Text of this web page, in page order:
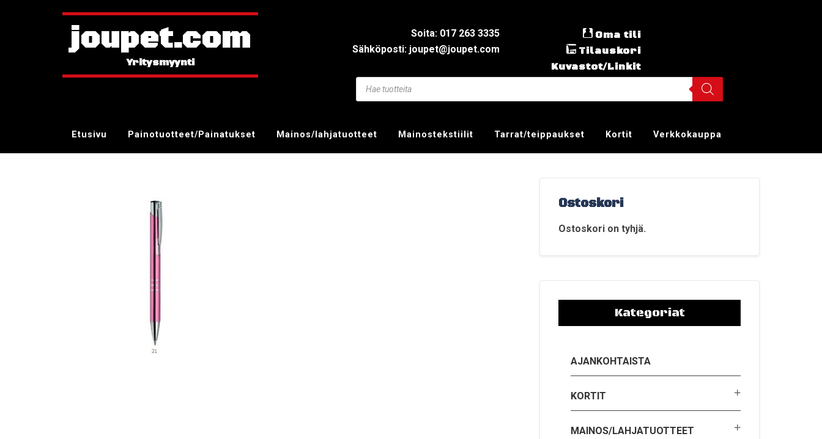
joupet.com
Soita: 017 263 3335
Sähköposti: joupet@joupet.com
Oma tili
Tilauskori
Kuvastot/Linkit
Etusivu Painotuotteet/Painatukset Mainos/lahjatuotteet Mainostekstiilit Tarrat/teippaukset Kortit Verkkokauppa
Ostoskori
Ostoskori on tyhjä.
Kategoriat
AJANKOHTAISTA
KORTIT
MAINOS/LAHJATUOTTEET